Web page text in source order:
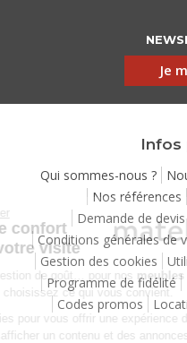
Je
Infos
Qui sommes-nous ?
Nos références
Demande de
Conditions générales de
Gestion des cookies
Programme de fidélité
Codes promos
Continuer sans accepter
Chez Matelpro, le
commence dès votre
Le confort , c'est une question
pour nos cookies ! Vous
Nous utilisons des cookies pour
navigation moelleuse et afficher